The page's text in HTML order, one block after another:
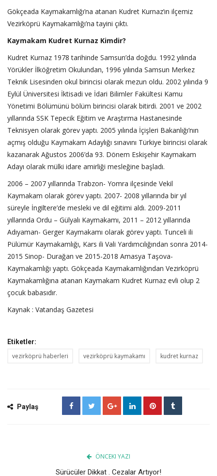
Gökçeada Kaymakamlığı’na atanan Kudret Kurnaz’ın ilçemiz
Vezirköprü Kaymakamlığı’na tayini çıktı.
Kaymakam Kudret Kurnaz Kimdir?
Kudret Kurnaz 1978 tarihinde Samsun’da doğdu. 1992 yılında
Yörükler İlköğretim Okulundan, 1996 yılında Samsun Merkez
Teknik Lisesinden okul birincisi olarak mezun oldu. 2002 yılında 9
Eylül Üniversitesi İktisadi ve İdari Bilimler Fakültesi Kamu
Yönetimi Bölümünü bölüm birincisi olarak bitirdi. 2001 ve 2002
yıllarında SSK Tepecik Eğitim ve Araştırma Hastanesinde
Teknisyen olarak görev yaptı. 2005 yılında İçişleri Bakanlığı’nın
açmış olduğu Kaymakam Adaylığı sınavını Türkiye birincisi olarak
kazanarak Ağustos 2006’da 93. Dönem Eskişehir Kaymakam
Adayı olarak mülki idare amirliği mesleğine başladı.
2006 – 2007 yıllarında Trabzon- Yomra ilçesinde Vekil
Kaymakam olarak görev yaptı. 2007- 2008 yıllarında bir yıl
süreyle İngiltere’de mesleki ve dil eğitimi aldı. 2009-2011
yıllarında Ordu – Gülyalı Kaymakamı, 2011 – 2012 yıllarında
Adıyaman- Gerger Kaymakamı olarak görev yaptı. Tunceli ili
Pülümür Kaymakamlığı, Kars ili Vali Yardımcılığından sonra 2014-
2015 Sinop- Durağan ve 2015-2018 Amasya Taşova-
Kaymakamlığı yaptı. Gökçeada Kaymakamlığından Vezirköprü
Kaymakamlığına atanan Kaymakam Kudret Kurnaz evli olup 2
çocuk babasıdır.
Kaynak : Vatandaş Gazetesi
Etiketler:
vezirköprü haberleri vezirköprü kaymakamı kudret kurnaz
Paylaş
ÖNCEKI YAZI
Sürücüler Dikkat . Cezalar Artıyor!